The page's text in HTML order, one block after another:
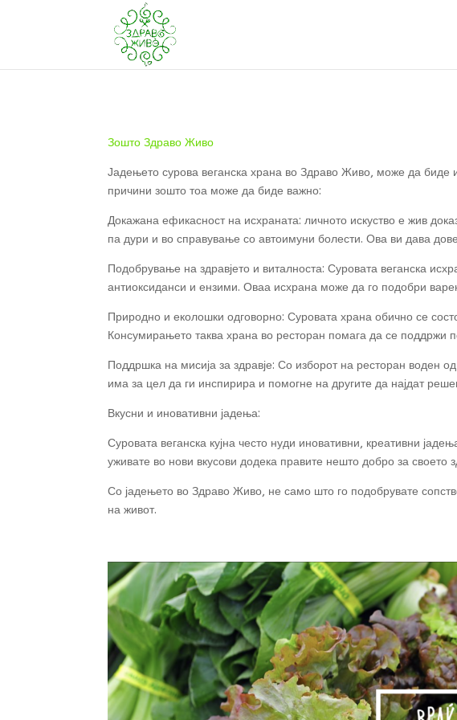
Зошто Здраво Живо
Јадењето сурова веганска храна во Здраво Живо, може да биде
причини зошто тоа може да биде важно:
Докажана ефикасност на исхраната: личното искуство е жив
па дури и во справување со автоимуни болести. Ова ви дава
Подобрување на здравјето и виталноста: Суровата веганска
антиоксиданси и ензими. Оваа исхрана може да го подобри
Природно и еколошки одговорно: Суровата храна обично се
Консумирањето таква храна во ресторан помага да се поддржи
Поддршка на мисија за здравје: Со изборот на ресторан воден
има за цел да ги инспирира и помогне на другите да најдат
Вкусни и иновативни јадења:
Суровата веганска кујна често нуди иновативни, креативни
уживате во нови вкусови додека правите нешто добро за своето
Со јадењето во Здраво Живо, не само што го подобрувате
на живот.